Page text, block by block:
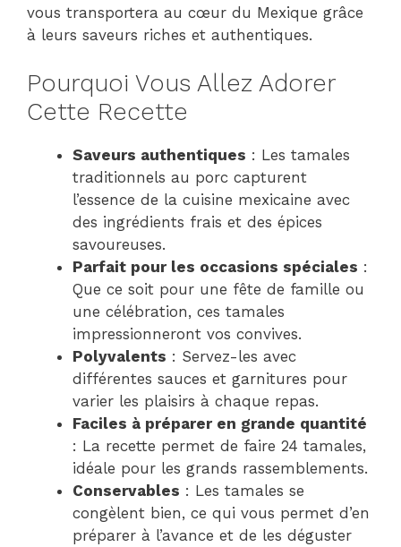
vous transportera au cœur du Mexique grâce
à leurs saveurs riches et authentiques.
Pourquoi Vous Allez Adorer
Cette Recette
Saveurs authentiques : Les tamales
traditionnels au porc capturent
l’essence de la cuisine mexicaine avec
des ingrédients frais et des épices
savoureuses.
Parfait pour les occasions spéciales :
Que ce soit pour une fête de famille ou
une célébration, ces tamales
impressionneront vos convives.
Polyvalents : Servez-les avec
différentes sauces et garnitures pour
varier les plaisirs à chaque repas.
Faciles à préparer en grande quantité
: La recette permet de faire 24 tamales,
idéale pour les grands rassemblements.
Conservables : Les tamales se
congèlent bien, ce qui vous permet d’en
préparer à l’avance et de les déguster